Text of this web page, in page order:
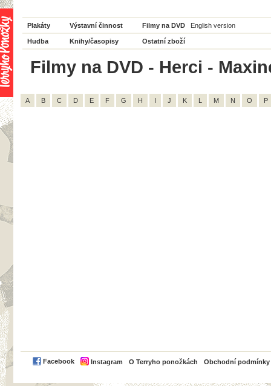
Plakáty Výstavní činnost Filmy na DVD English version
Hudba Knihy/časopisy Ostatní zboží
Filmy na DVD - Herci -
A B C D E F G H I J K L M N O P
Facebook Instagram O Terryho ponožkách Obchodní podmínky
PayPal